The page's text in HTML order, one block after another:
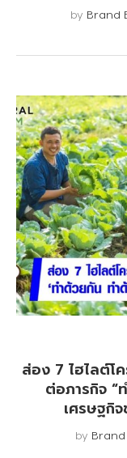
by Brand
ส่อง 7 ไฮไลต์โ
ต่อภารกิจ “
เศรษฐกิ
by